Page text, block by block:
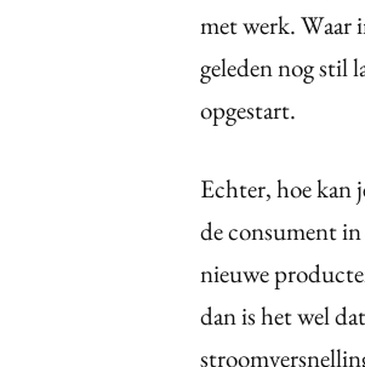
met werk. Waar
geleden nog stil
opgestart.
Echter, hoe kan
de consument
nieuwe
dan is het wel